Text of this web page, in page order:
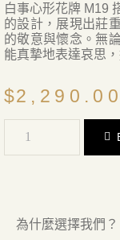
白事心形花牌 M19
的設計，展現出莊
的敬意與懷念。無
能真摯地表達哀思
$2,290.00
為什麼選擇我們？